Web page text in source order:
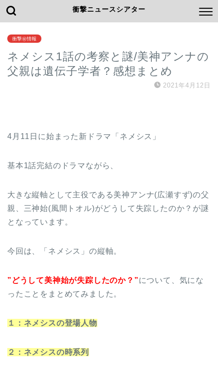
衝撃ニュースシアター
衝撃㊙情報
ネメシス1話の考察と謎/美神アンナの
父親は遺伝子学者？感想まとめ
2021年4月12日
4月11日に始まった新ドラマ「ネメシス」
基本1話完結のドラマながら、
大きな縦軸として主役である美神アンナ(広瀬すず)の父
親、三神始(風間トオル)がどうして失踪したのか？が謎
となっています。
今回は、「ネメシス」の縦軸。
”どうして美神始が失踪したのか？”について、気にな
ったことをまとめてみました。
１：ネメシスの登場人物
２：ネメシスの時系列